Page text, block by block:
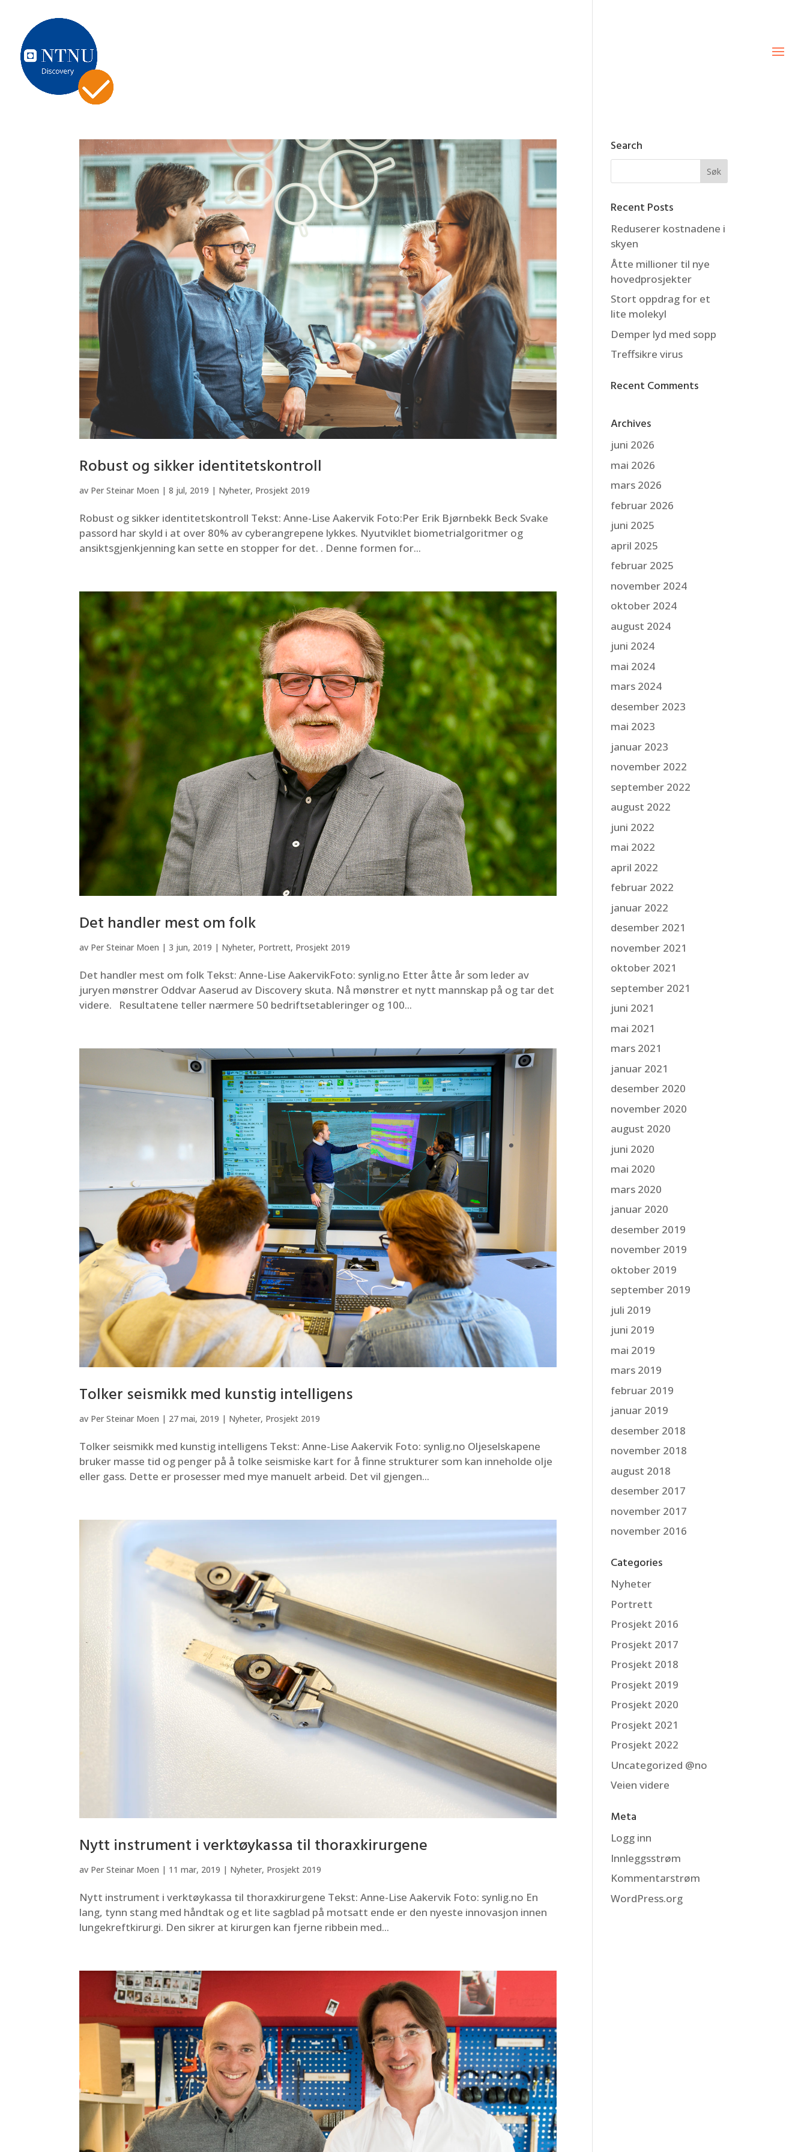
Robust og sikker identitetskontroll
av Per Steinar Moen | 8 jul, 2019 | Nyheter, Prosjekt 2019
Robust og sikker identitetskontroll Tekst: Anne-Lise Aakervik Foto:Per Erik Bjørnbekk Beck Svake
passord har skyld i at over 80% av cyberangrepene lykkes. Nyutviklet biometrialgoritmer og
ansiktsgjenkjenning kan sette en stopper for det. . Denne formen for...
Det handler mest om folk
av Per Steinar Moen | 3 jun, 2019 | Nyheter, Portrett, Prosjekt 2019
Det handler mest om folk Tekst: Anne-Lise AakervikFoto: synlig.no Etter åtte år som leder av
juryen mønstrer Oddvar Aaserud av Discovery skuta. Nå mønstrer et nytt mannskap på og tar det
videre. Resultatene teller nærmere 50 bedriftsetableringer og 100...
Tolker seismikk med kunstig intelligens
av Per Steinar Moen | 27 mai, 2019 | Nyheter, Prosjekt 2019
Tolker seismikk med kunstig intelligens Tekst: Anne-Lise Aakervik Foto: synlig.no Oljeselskapene
bruker masse tid og penger på å tolke seismiske kart for å finne strukturer som kan inneholde olje
eller gass. Dette er prosesser med mye manuelt arbeid. Det vil gjengen...
Nytt instrument i verktøykassa til thoraxkirurgene
av Per Steinar Moen | 11 mar, 2019 | Nyheter, Prosjekt 2019
Nytt instrument i verktøykassa til thoraxkirurgene Tekst: Anne-Lise Aakervik Foto: synlig.no En
lang, tynn stang med håndtak og et lite sagblad på motsatt ende er den nyeste innovasjon innen
lungekreftkirurgi. Den sikrer at kirurgen kan fjerne ribbein med...
Search
Recent Posts
Reduserer kostnadene i
skyen
Åtte millioner til nye
hovedprosjekter
Stort oppdrag for et
lite molekyl
Demper lyd med sopp
Treffsikre virus
Recent Comments
Archives
juni 2026
mai 2026
mars 2026
februar 2026
juni 2025
april 2025
februar 2025
november 2024
oktober 2024
august 2024
juni 2024
mai 2024
mars 2024
desember 2023
mai 2023
januar 2023
november 2022
september 2022
august 2022
juni 2022
mai 2022
april 2022
februar 2022
januar 2022
desember 2021
november 2021
oktober 2021
september 2021
juni 2021
mai 2021
mars 2021
januar 2021
desember 2020
november 2020
august 2020
juni 2020
mai 2020
mars 2020
januar 2020
desember 2019
november 2019
oktober 2019
september 2019
juli 2019
juni 2019
mai 2019
mars 2019
februar 2019
januar 2019
desember 2018
november 2018
august 2018
desember 2017
november 2017
november 2016
Categories
Nyheter
Portrett
Prosjekt 2016
Prosjekt 2017
Prosjekt 2018
Prosjekt 2019
Prosjekt 2020
Prosjekt 2021
Prosjekt 2022
Uncategorized @no
Veien videre
Meta
Logg inn
Innleggsstrøm
Kommentarstrøm
WordPress.org